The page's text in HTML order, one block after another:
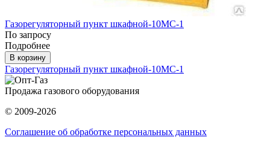
Газорегуляторный пункт шкафной-10МС-1
По запросу
Подробнее
В корзину
Газорегуляторный пункт шкафной-10МС-1
Продажа газового оборудования
© 2009-2026
Соглашение об обработке персональных данных